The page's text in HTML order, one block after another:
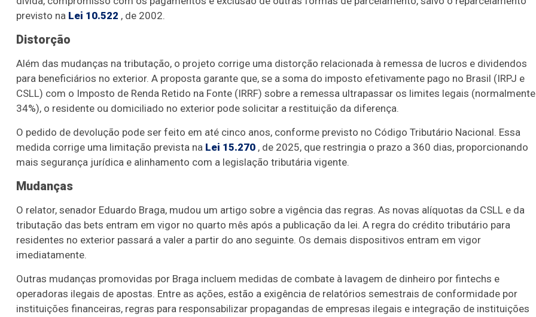
previsto na Lei 10.522 , de 2002.
Distorção
Além das mudanças na tributação, o projeto corrige uma distorção relacionada à remessa de lucros e dividendos
para beneficiários no exterior. A proposta garante que, se a soma do imposto efetivamente pago no Brasil (IRPJ e
CSLL) com o Imposto de Renda Retido na Fonte (IRRF) sobre a remessa ultrapassar os limites legais (normalmente
34%), o residente ou domiciliado no exterior pode solicitar a restituição da diferença.
O pedido de devolução pode ser feito em até cinco anos, conforme previsto no Código Tributário Nacional. Essa
medida corrige uma limitação prevista na Lei 15.270 , de 2025, que restringia o prazo a 360 dias, proporcionando
mais segurança jurídica e alinhamento com a legislação tributária vigente.
Mudanças
O relator, senador Eduardo Braga, mudou um artigo sobre a vigência das regras. As novas alíquotas da CSLL e da
tributação das bets entram em vigor no quarto mês após a publicação da lei. A regra do crédito tributário para
residentes no exterior passará a valer a partir do ano seguinte. Os demais dispositivos entram em vigor
imediatamente.
Outras mudanças promovidas por Braga incluem medidas de combate à lavagem de dinheiro por fintechs e
operadoras ilegais de apostas. Entre as ações, estão a exigência de relatórios semestrais de conformidade por
instituições financeiras, regras para responsabilizar propagandas de empresas ilegais e integração de instituições